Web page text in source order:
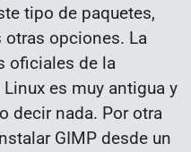
tipo de paquetes,
opciones. La
oficiales de la
es muy antigua y
decir nada. Por otra
GIMP desde un